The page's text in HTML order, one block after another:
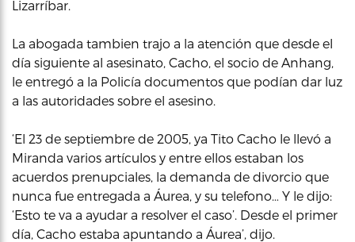
Lizarríbar.
La abogada tambien trajo a la atención que desde el
día siguiente al asesinato, Cacho, el socio de Anhang,
le entregó a la Policía documentos que podían dar luz
a las autoridades sobre el asesino.
‘El 23 de septiembre de 2005, ya Tito Cacho le llevó a
Miranda varios artículos y entre ellos estaban los
acuerdos prenupciales, la demanda de divorcio que
nunca fue entregada a Áurea, y su telefono… Y le dijo:
‘Esto te va a ayudar a resolver el caso’. Desde el primer
día, Cacho estaba apuntando a Áurea’, dijo.